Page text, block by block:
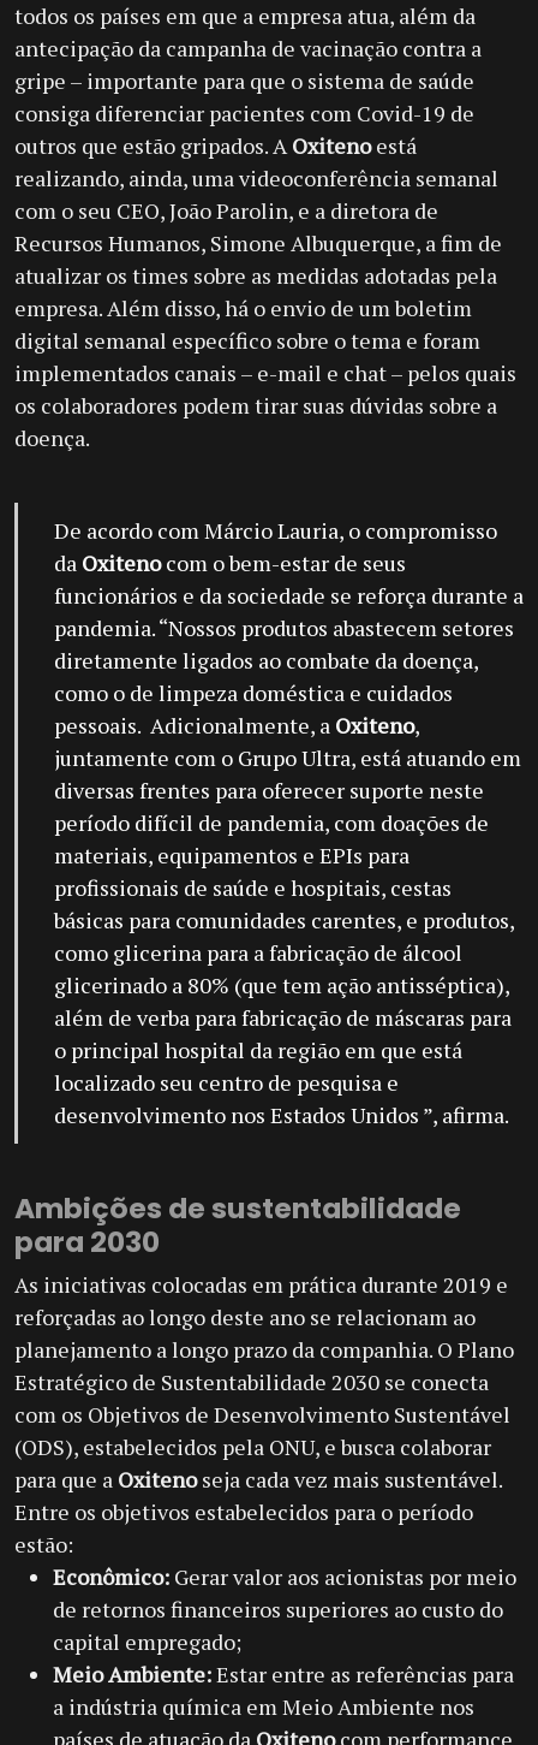
todos os países em que a empresa atua, além da
antecipação da campanha de vacinação contra a
gripe – importante para que o sistema de saúde
consiga diferenciar pacientes com Covid-19 de
outros que estão gripados. AOxitenoestá
realizando, ainda, uma videoconferência semanal
com o seu CEO, João Parolin, e a diretora de
Recursos Humanos, Simone Albuquerque, a fim de
atualizar os times sobre as medidas adotadas pela
empresa. Além disso, há o envio de um boletim
digital semanal específico sobre o tema e foram
implementados canais – e-mail e chat – pelos quais
os colaboradores podem tirar suas dúvidas sobre a
doença.
De acordo com Márcio Lauria, o compromisso
da Oxitenocom o bem-estar de seus
funcionários e da sociedade se reforça durante a
pandemia. “Nossos produtos abastecem setores
diretamente ligados ao combate da doença,
como o de limpeza doméstica e cuidados
pessoais. Adicionalmente, a Oxiteno,
juntamente com o Grupo Ultra, está atuando em
diversas frentes para oferecer suporte neste
período difícil de pandemia, com doações de
materiais, equipamentos e EPIs para
profissionais de saúde e hospitais, cestas
básicas para comunidades carentes, e produtos,
como glicerina para a fabricação de álcool
glicerinado a 80% (que tem ação antisséptica),
além de verba para fabricação de máscaras para
o principal hospital da região em que está
localizado seu centro de pesquisa e
desenvolvimento nos Estados Unidos ”, afirma.
Ambições de sustentabilidade
para 2030
As iniciativas colocadas em prática durante 2019 e
reforçadas ao longo deste ano se relacionam ao
planejamento a longo prazo da companhia. O Plano
Estratégico de Sustentabilidade 2030 se conecta
com os Objetivos de Desenvolvimento Sustentável
(ODS), estabelecidos pela ONU, e busca colaborar
para que a Oxitenoseja cada vez mais sustentável.
Entre os objetivos estabelecidos para o período
estão:
Econômico: Gerar valor aos acionistas por meio
de retornos financeiros superiores ao custo do
capital empregado;
Meio Ambiente:Estar entre as referências para
a indústria química em Meio Ambiente nos